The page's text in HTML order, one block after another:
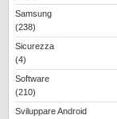
Samsung
(238)
Sicurezza
(4)
Software
(210)
Sviluppare Android